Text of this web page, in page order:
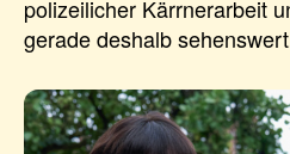
polizeilicher Kärrnerarbeit
gerade deshalb